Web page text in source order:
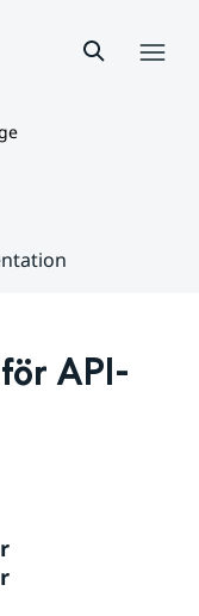
API-